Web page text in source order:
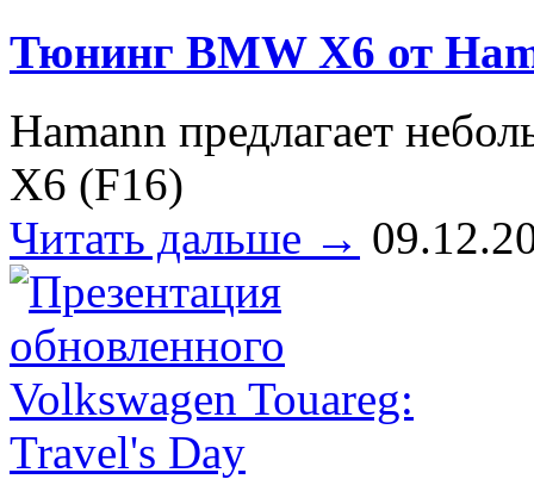
Тюнинг BMW X6 от
Hamann предлагает
X6 (F16)
Читать дальше →